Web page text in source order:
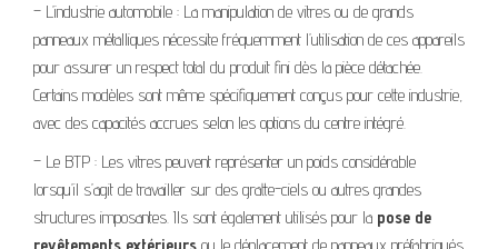
– L’industrie automobile : La manipulation de vitres ou de grands
panneaux métalliques nécessite fréquemment l’utilisation de ces appareils
pour assurer un respect total du produit fini dès la pièce détachée.
Certains modèles sont même spécifiquement conçus pour cette industrie,
avec des capacités accrues selon les options du centre intégré.
– Le BTP : Les vitres peuvent représenter un poids considérable
lorsqu’il s’agit de travailler sur des gratte-ciels ou autres grandes
structures imposantes. Ils sont également utilisés pour la pose de